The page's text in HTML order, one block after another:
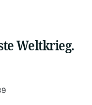
Weltkrieg.